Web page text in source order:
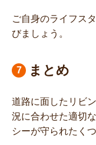
ご自身のライフス
びましょう。
まとめ
道路に面したリビ
況に合わせた適切
シーが守られたく